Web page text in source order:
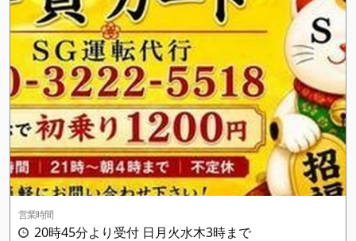
営業時間
20時45分より受付 日月火水木3時まで